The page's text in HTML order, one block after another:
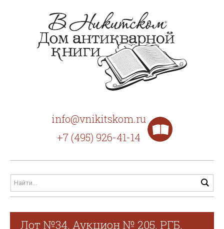
info@vnikitskom.ru
+7 (495) 926-41-14
Лот №34. Аукцион № 205. РГБ.